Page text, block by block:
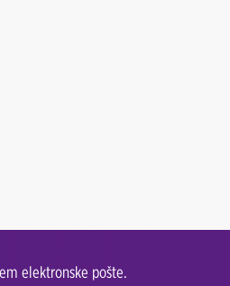
elektronske pošte.